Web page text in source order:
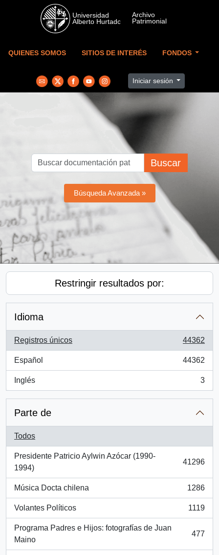
Skip to main content
QUIENES SOMOS SITIOS DE INTERÉS FONDOS
Iniciar sesión
Buscar
Búsqueda Avanzada »
Restringir resultados por:
Idioma
Registros únicos
, 44362 resultados
44362
Español
, 44362 resultados
44362
Inglés
, 3 resultados
3
Parte de
Todos
Presidente Patricio Aylwin Azócar (1990-
1994)
, 41296 resultados
41296
Música Docta chilena
, 1286 resultados
1286
Volantes Políticos
, 1119 resultados
1119
Programa Padres e Hijos: fotografías de Juan
Maino
, 477 resultados
477